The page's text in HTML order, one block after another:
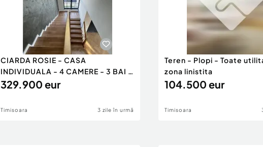
CIARDA ROSIE - CASA
INDIVIDUALA - 4 CAMERE - 3 BAI -
PANOURI
329.900 eur
Timisoara 3 zile în urmă
Teren - Plopi - Toate
zona linistita
104.500 eur
Timisoara